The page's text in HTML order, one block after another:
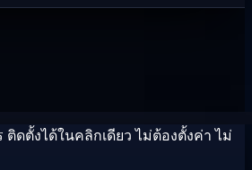
ติดตั้งได้ในคลิกเดียว ไม่ต้องตั้งค่า ไม่